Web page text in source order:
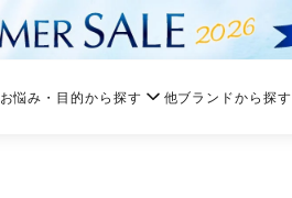
お悩み・目的から探す 他ブランドから探す